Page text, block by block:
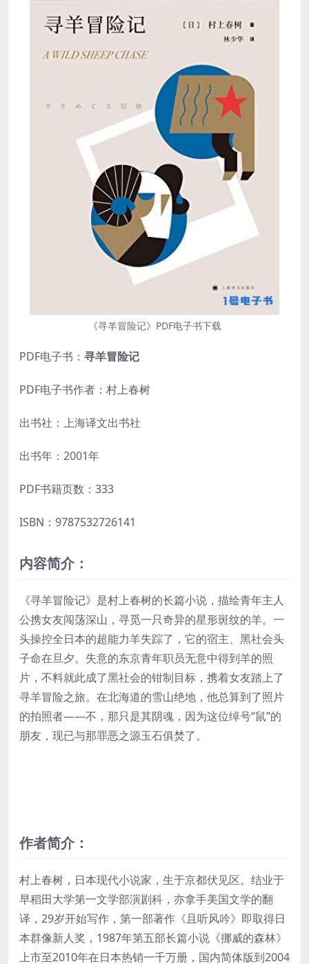
《寻羊冒险记》PDF电子书下载
PDF电子书： 寻羊冒险记
PDF电子书作者：村上春树
出书社：上海译文出书社
出书年：2001年
PDF书籍页数：333
ISBN：9787532726141
内容简介：
《寻羊冒险记》是村上春树的长篇小说，描绘青年主人
公携女友闯荡深山，寻觅一只奇异的星形斑纹的羊。一
头操控全日本的超能力羊失踪了，它的宿主、黑社会头
子命在旦夕。失意的东京青年职员无意中得到羊的照
片，不料就此成了黑社会的钳制目标，携着女友踏上了
寻羊冒险之旅。在北海道的雪山绝地，他总算到了照片
的拍照者——不，那只是其阴魂，因为这位绰号“鼠”的
朋友，现已与那罪恶之源玉石俱焚了。
作者简介：
村上春树，日本现代小说家，生于京都伏见区。结业于
早稻田大学第一文学部演剧科，亦拿手美国文学的翻
译，29岁开始写作，第一部著作《且听风吟》即取得日
本群像新人奖，1987年第五部长篇小说《挪威的森林》
上市至2010年在日本热销一千万册，国内简体版到2004